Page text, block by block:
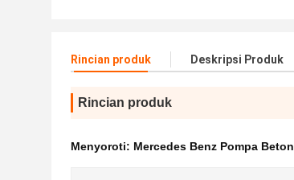
Rincian produk Deskripsi Produk
Rincian produk
Menyoroti: Mercedes Benz Pompa Beton